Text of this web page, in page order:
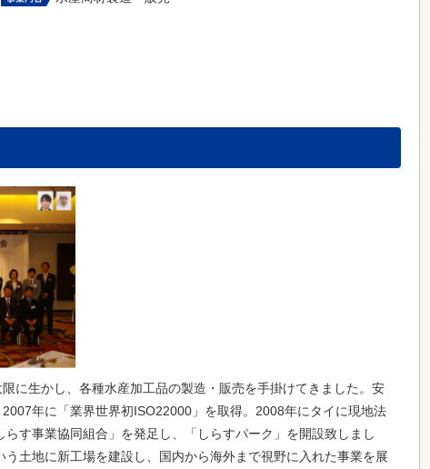
に生かし、各種水産加工品の製造・販売を手掛けてきました。安
年に「業界世界初ISO22000」を取得。2008年にタイに現地法
らす事業協同組合」を発足し、「しらすパーク」を開設致しまし
土地に新工場を建設し、国内から海外まで視野に入れた事業を展